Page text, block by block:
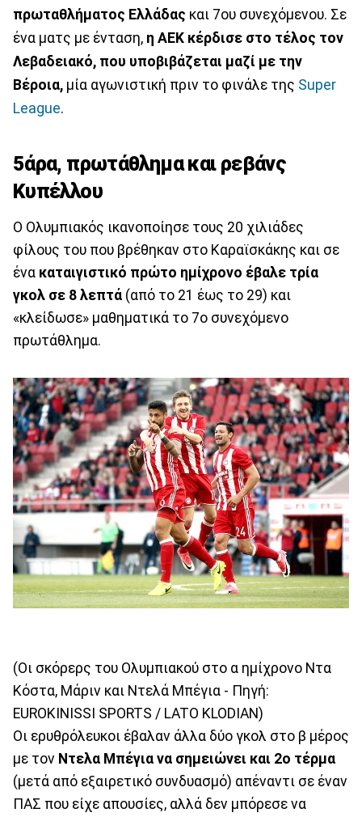
πρωταθλήματος Ελλάδας και 7ου συνεχόμενου. Σε
ένα ματς με ένταση, η ΑΕΚ κέρδισε στο τέλος τον
Λεβαδειακό, που υποβιβάζεται μαζί με την
Βέροια, μία αγωνιστική πριν το φινάλε της Super
League.
5άρα, πρωτάθλημα και ρεβάνς
Κυπέλλου
Ο Ολυμπιακός ικανοποίησε τους 20 χιλιάδες
φίλους του που βρέθηκαν στο Καραϊσκάκης και σε
ένα καταιγιστικό πρώτο ημίχρονο έβαλε τρία
γκολ σε 8 λεπτά (από το 21 έως το 29) και
«κλείδωσε» μαθηματικά το 7ο συνεχόμενο
πρωτάθλημα.
(Οι σκόρερς του Ολυμπιακού στο α ημίχρονο Ντα
Κόστα, Μάριν και Ντελά Μπέγια - Πηγή:
EUROKINISSI SPORTS / LATO KLODIAN)
Οι ερυθρόλευκοι έβαλαν άλλα δύο γκολ στο β μέρος
με τον Ντελα Μπέγια να σημειώνει και 2ο τέρμα
(μετά από εξαιρετικό συνδυασμό) απέναντι σε έναν
ΠΑΣ που είχε απουσίες, αλλά δεν μπόρεσε να